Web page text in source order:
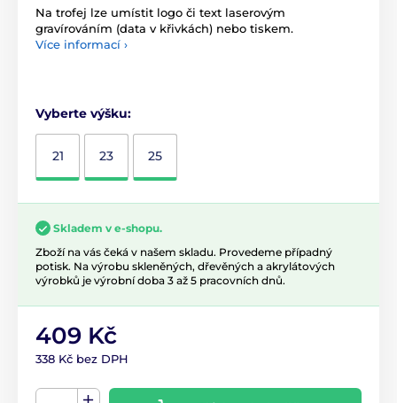
Na trofej lze umístit logo či text laserovým
gravírováním (data v křivkách) nebo tiskem.
Více informací ›
Vyberte výšku:
21 23 25
Skladem v e-shopu.
Zboží na vás čeká v našem skladu. Provedeme případný
potisk. Na výrobu skleněných, dřevěných a akrylátových
výrobků je výrobní doba 3 až 5 pracovních dnů.
409 Kč
338 Kč bez DPH